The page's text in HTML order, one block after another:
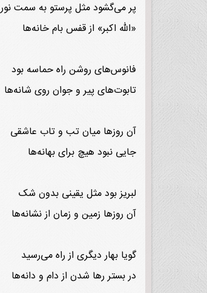
پر می‌گشود مثل پرستو به سمت نور
«الله اکبر» از قفس بام خانه‌ها
فانوس‌های روشن راه حماسه بود
تابوت‌های پیر و جوان روی شانه‌ها
آن روزها میان تب و تاب عاشقی
جایی نبود هیچ برای بهانه‌ها
لبریز بود مثل یقینی بدون شک
آن روزها زمین و زمان از نشانه‌ها
گویا بهار دیگری از راه می‌رسید
در بستر رها شدن از دام و دانه‌ها